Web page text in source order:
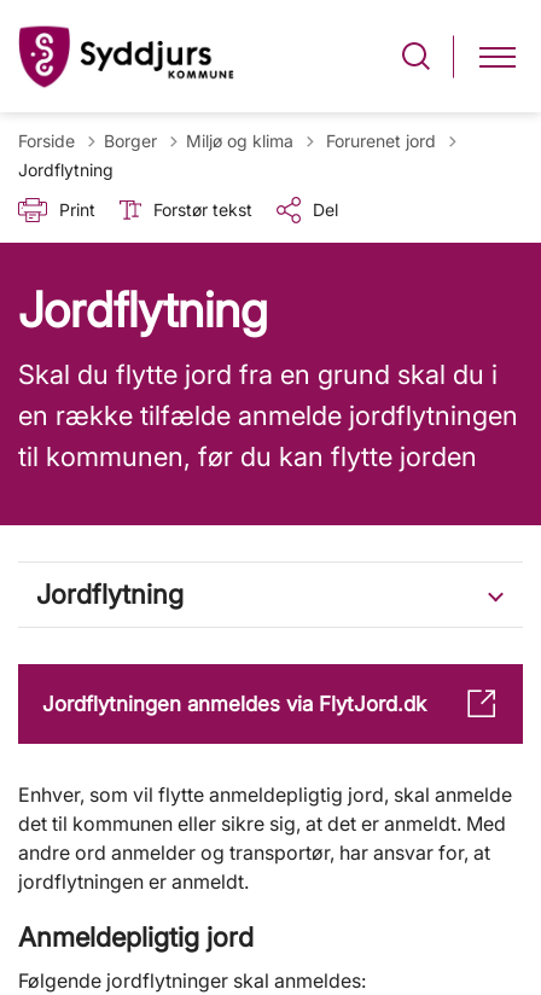
Forside Borger Miljø og klima Tilbage til
Forurenet jord
Jordflytning
Print
Forstør tekst Del
Jordflytning
Skal du flytte jord fra en grund skal du i
en række tilfælde anmelde jordflytningen
til kommunen, før du kan flytte jorden
Jordflytning
Jordflytningen anmeldes via FlytJord.dk
Enhver, som vil flytte anmeldepligtig jord, skal anmelde
det til kommunen eller sikre sig, at det er anmeldt. Med
andre ord anmelder og transportør, har ansvar for, at
jordflytningen er anmeldt.
Anmeldepligtig jord
Følgende jordflytninger skal anmeldes: